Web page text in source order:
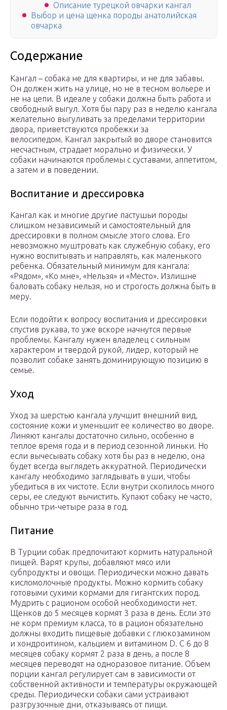
Описание турецкой овчарки кангал
Выбор и цена щенка породы анатолийская
овчарка
Содержание
Кангал – собака не для квартиры, и не для забавы.
Он должен жить на улице, но не в тесном вольере и
не на цепи. В идеале у собаки должна быть работа и
свободный выгул. Хотя бы пару раз в неделю кангала
желательно выгуливать за пределами территории
двора, приветствуются пробежки за
велосипедом. Кангал закрытый во дворе становится
несчастным, страдает морально и физически. У
собаки начинаются проблемы с суставами, аппетитом,
а затем и в поведении.
Воспитание и дрессировка
Кангал как и многие другие пастушьи породы
слишком независимый и самостоятельный для
дрессировки в полном смысле этого слова. Его
невозможно муштровать как служебную собаку, его
нужно воспитывать и направлять, как маленького
ребенка. Обязательный минимум для кангала:
«Рядом», «Ко мне», «Нельзя» и «Место». Излишне
баловать собаку нельзя, но и строгость должна быть в
меру.
Если подойти к вопросу воспитания и дрессировки
спустив рукава, то уже вскоре начнутся первые
проблемы. Кангалу нужен владелец с сильным
характером и твердой рукой, лидер, который не
позволит собаке занять доминирующую позицию в
семье.
Уход
Уход за шерстью кангала улучшит внешний вид,
состояние кожи и уменьшит ее количество во дворе.
Линяют кангалы достаточно сильно, особенно в
теплое время года и в период сезонной линьки. Но
если вычесывать собаку хотя бы раз в неделю, она
будет всегда выглядеть аккуратной. Периодически
кангалу необходимо заглядывать в уши, чтобы
убедиться в их чистоте. Если внутри скопилось много
серы, ее следуют вычистить. Купают собаку не часто,
обычно три-четыре раза в год.
Питание
В Турции собак предпочитают кормить натуральной
пищей. Варят крупы, добавляют мясо или
субпродукты и овощи. Периодически можно давать
кисломолочные продукты. Можно кормить собаку
готовыми сухими кормами для гигантских пород.
Мудрить с рационом особой необходимости нет.
Щенков до 5 месяцев кормят 3 раза в день. Если это
не корм премиум класса, то в рацион обязательно
должны входить пищевые добавки с глюкозамином
и хондроитином, кальцием и витамином D. C 6 до 8
месяцев собаку кормят 2 раза в день, а после 8
месяцев переводят на одноразовое питание. Объем
порции кангал регулирует сам в зависимости от
собственной активности и температуры окружающей
среды. Периодически собаки сами устраивают
разгрузочные дни, отказываясь от пищи.